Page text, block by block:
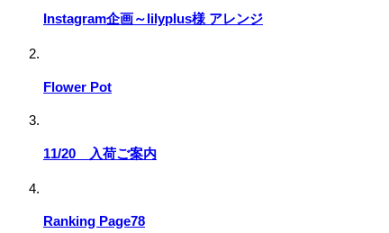
Instagram企画～lilyplus様 アレンジ
Flower Pot
11/20 入荷ご案内
Ranking Page78